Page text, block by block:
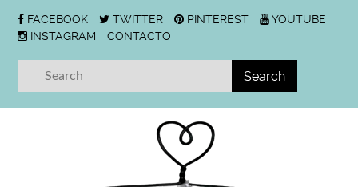
FACEBOOK TWITTER PINTEREST
YOUTUBE
INSTAGRAM
CONTACTO